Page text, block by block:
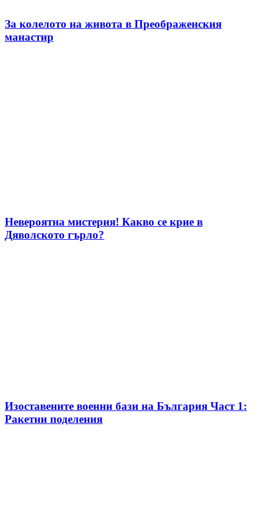
За колелото на живота в Преображенския
манастир
Невероятна мистерия! Какво се крие в
Дяволското гърло?
Изоставените военни бази на България Част 1:
Ракетни поделения